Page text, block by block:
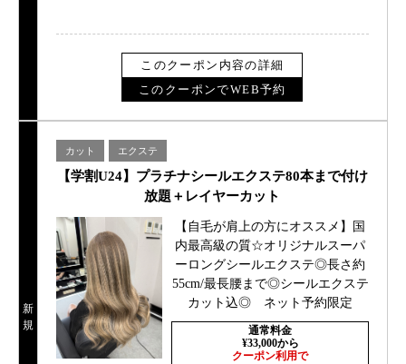
このクーポン内容の詳細
このクーポンでWEB予約
新
規
カット エクステ
【学割U24】プラチナシールエクステ80本まで付け
放題＋レイヤーカット
【自毛が肩上の方にオススメ】国
内最高級の質☆オリジナルスーパ
ーロングシールエクステ◎長さ約
55cm/最長腰まで◎シールエクステ
カット込◎ ネット予約限定
通常料金
¥33,000から
クーポン利用で